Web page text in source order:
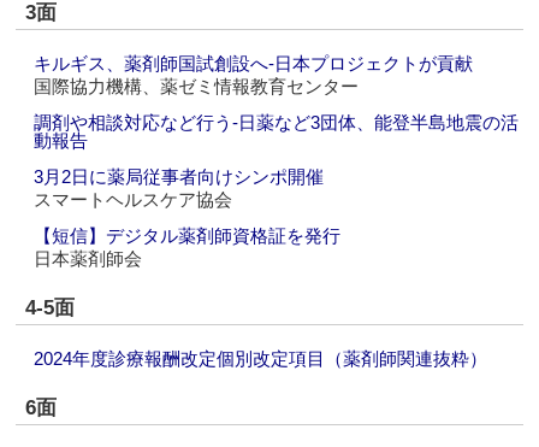
3面
キルギス、薬剤師国試創設へ‐日本プロジェクトが貢献
国際協力機構、薬ゼミ情報教育センター
調剤や相談対応など行う‐日薬など3団体、能登半島地震の活
動報告
3月2日に薬局従事者向けシンポ開催
スマートヘルスケア協会
【短信】デジタル薬剤師資格証を発行
日本薬剤師会
4-5面
2024年度診療報酬改定個別改定項目（薬剤師関連抜粋）
6面